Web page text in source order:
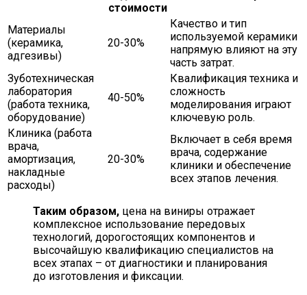
стоимости
Материалы
(керамика,
адгезивы)
20-30%
Качество и тип
используемой керамики
напрямую влияют на эту
часть затрат.
Зуботехническая
лаборатория
(работа техника,
оборудование)
40-50%
Квалификация техника и
сложность
моделирования играют
ключевую роль.
Клиника (работа
врача,
амортизация,
накладные
расходы)
20-30%
Включает в себя время
врача, содержание
клиники и обеспечение
всех этапов лечения.
Таким образом, цена на виниры отражает
комплексное использование передовых
технологий, дорогостоящих компонентов и
высочайшую квалификацию специалистов на
всех этапах – от диагностики и планирования
до изготовления и фиксации.